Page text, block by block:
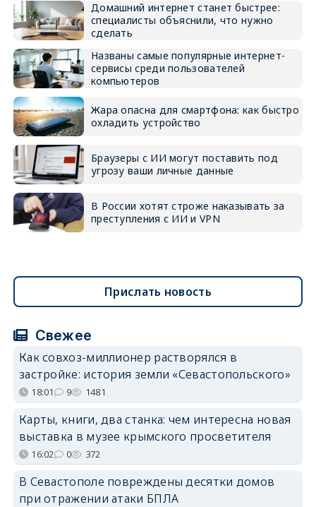
Домашний интернет станет быстрее:
специалисты объяснили, что нужно
сделать
Названы самые популярные интернет-
сервисы среди пользователей
компьютеров
Жара опасна для смартфона: как быстро
охладить устройство
Браузеры с ИИ могут поставить под
угрозу ваши личные данные
В России хотят строже наказывать за
преступления с ИИ и VPN
Прислать новость
Свежее
Как совхоз-миллионер растворялся в
застройке: история земли «Севастопольского»
18:01 9 1481
Карты, книги, два станка: чем интересна новая
выставка в музее крымского просветителя
16:02 0 372
В Севастополе повреждены десятки домов
при отражении атаки БПЛА